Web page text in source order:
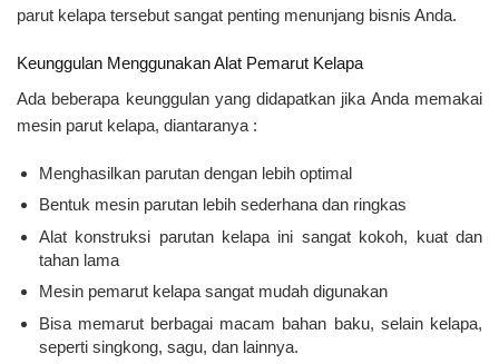
parut kelapa tersebut sangat penting menunjang bisnis Anda.
Keunggulan Menggunakan Alat Pemarut Kelapa
Ada beberapa keunggulan yang didapatkan jika Anda memakai
mesin parut kelapa, diantaranya :
Menghasilkan parutan dengan lebih optimal
Bentuk mesin parutan lebih sederhana dan ringkas
Alat konstruksi parutan kelapa ini sangat kokoh, kuat dan
tahan lama
Mesin pemarut kelapa sangat mudah digunakan
Bisa memarut berbagai macam bahan baku, selain kelapa,
seperti singkong, sagu, dan lainnya.